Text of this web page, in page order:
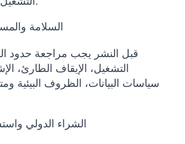
السلامة
قبل النشر يجب مراجعة حدود
التشغيل، الإيقاف الطارئ،
سياسات البيانات، الظروف البيئية
الشراء الدولي